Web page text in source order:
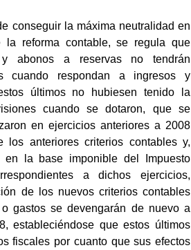
conseguir la máxima neutralidad en
la reforma contable, se regula que
y abonos a reservas no tendrán
cuando respondan a ingresos y
últimos no hubiesen tenido la
cuando se dotaron, que se
en ejercicios anteriores a 2008
los anteriores criterios contables y,
en la base imponible del Impuesto
a dichos ejercicios,
de los nuevos criterios contables
gastos se devengarán de nuevo a
estableciéndose que estos últimos
fiscales por cuanto que sus efectos